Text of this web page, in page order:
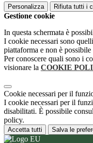
Personalizza Rifiuta tutti i
Gestione cookie
In questa schermata è
I cookie necessari sono
piattaforma e non è
Per conoscere quali sono i
visionare la COOKIE
Cookie necessari per il
I cookie necessari per il
disabilitati. È possibile
policy.
Accetta tutti Salva le